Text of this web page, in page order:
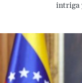
intriga